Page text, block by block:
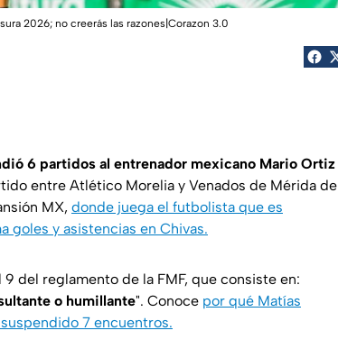
2026; no creerás las razones|Corazon 3.0
6 partidos al entrenador mexicano Mario Ortiz
entre Atlético Morelia y Venados de Mérida de
MX, donde juega el futbolista que es
goles y asistencias en Chivas.
del reglamento de la FMF, que consiste en:
o humillante". Conoce por qué Matías
7 encuentros.